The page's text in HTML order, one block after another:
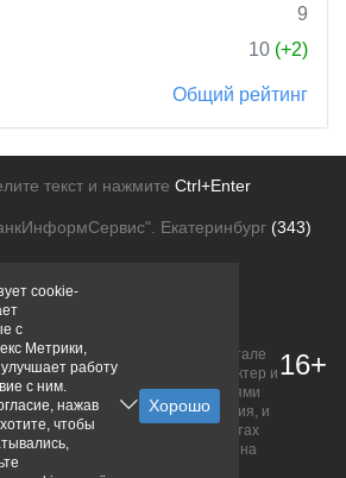
9
10 (+2)
Общий рейтинг
текст и нажмите Ctrl+Enter
Екатеринбург (343)
Для рекламодателей
банков, размещенная на портале
ознакомительный характер и
определяемой положениями
точного и полного описания, и
условия уточняйте на сайтах
Исключительное право на
их правообладателям.
16+
cookie-
с
Метрики,
работу
с ним.
нажав
чтобы